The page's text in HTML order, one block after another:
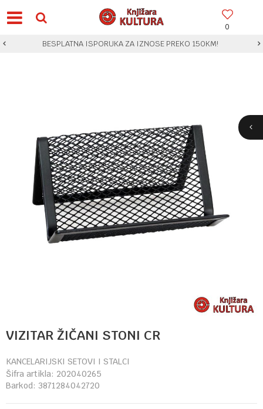
0
BESPLATNA ISPORUKA ZA IZNOSE PREKO 150KM!
VIZITAR ŽIČANI STONI CR
KANCELARIJSKI SETOVI I STALCI
Šifra artikla: 202040265
Barkod: 3871284042720